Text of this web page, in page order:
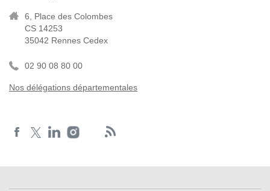
6, Place des Colombes
CS 14253
35042 Rennes Cedex
02 90 08 80 00
Nos délégations départementales